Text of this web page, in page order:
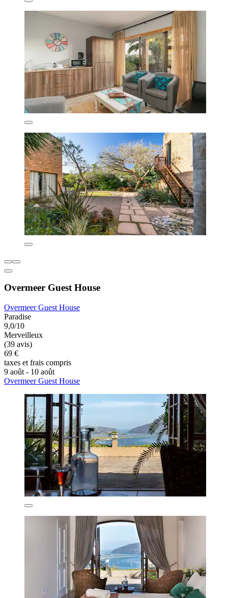
Overmeer Guest House
Overmeer Guest House
Paradise
9,0/10
Merveilleux
(39 avis)
69 €
taxes et frais compris
9 août - 10 août
Overmeer Guest House